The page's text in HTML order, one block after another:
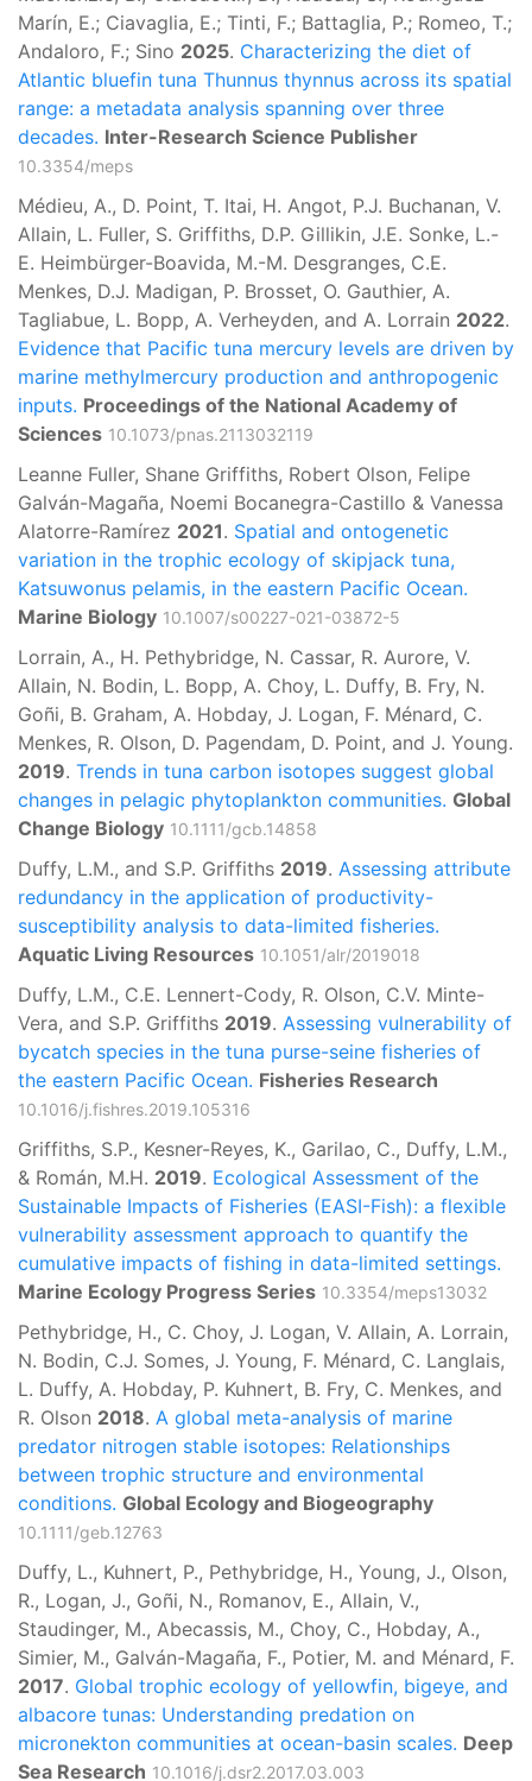
Marín, E.; Ciavaglia, E.; Tinti, F.; Battaglia, P.; Romeo, T.;
Andaloro, F.; Sino 2025. Characterizing the diet of
Atlantic bluefin tuna Thunnus thynnus across its spatial
range: a metadata analysis spanning over three
decades. Inter-Research Science Publisher
10.3354/meps
Médieu, A., D. Point, T. Itai, H. Angot, P.J. Buchanan, V.
Allain, L. Fuller, S. Griffiths, D.P. Gillikin, J.E. Sonke, L.-
E. Heimbürger-Boavida, M.-M. Desgranges, C.E.
Menkes, D.J. Madigan, P. Brosset, O. Gauthier, A.
Tagliabue, L. Bopp, A. Verheyden, and A. Lorrain 2022.
Evidence that Pacific tuna mercury levels are driven by
marine methylmercury production and anthropogenic
inputs. Proceedings of the National Academy of
Sciences 10.1073/pnas.2113032119
Leanne Fuller, Shane Griffiths, Robert Olson, Felipe
Galván-Magaña, Noemi Bocanegra-Castillo & Vanessa
Alatorre-Ramírez 2021. Spatial and ontogenetic
variation in the trophic ecology of skipjack tuna,
Katsuwonus pelamis, in the eastern Pacific Ocean.
Marine Biology 10.1007/s00227-021-03872-5
Lorrain, A., H. Pethybridge, N. Cassar, R. Aurore, V.
Allain, N. Bodin, L. Bopp, A. Choy, L. Duffy, B. Fry, N.
Goñi, B. Graham, A. Hobday, J. Logan, F. Ménard, C.
Menkes, R. Olson, D. Pagendam, D. Point, and J. Young.
2019. Trends in tuna carbon isotopes suggest global
changes in pelagic phytoplankton communities. Global
Change Biology 10.1111/gcb.14858
Duffy, L.M., and S.P. Griffiths 2019. Assessing attribute
redundancy in the application of productivity-
susceptibility analysis to data-limited fisheries.
Aquatic Living Resources 10.1051/alr/2019018
Duffy, L.M., C.E. Lennert-Cody, R. Olson, C.V. Minte-
Vera, and S.P. Griffiths 2019. Assessing vulnerability of
bycatch species in the tuna purse-seine fisheries of
the eastern Pacific Ocean. Fisheries Research
10.1016/j.fishres.2019.105316
Griffiths, S.P., Kesner-Reyes, K., Garilao, C., Duffy, L.M.,
& Román, M.H. 2019. Ecological Assessment of the
Sustainable Impacts of Fisheries (EASI-Fish): a flexible
vulnerability assessment approach to quantify the
cumulative impacts of fishing in data-limited settings.
Marine Ecology Progress Series 10.3354/meps13032
Pethybridge, H., C. Choy, J. Logan, V. Allain, A. Lorrain,
N. Bodin, C.J. Somes, J. Young, F. Ménard, C. Langlais,
L. Duffy, A. Hobday, P. Kuhnert, B. Fry, C. Menkes, and
R. Olson 2018. A global meta-analysis of marine
predator nitrogen stable isotopes: Relationships
between trophic structure and environmental
conditions. Global Ecology and Biogeography
10.1111/geb.12763
Duffy, L., Kuhnert, P., Pethybridge, H., Young, J., Olson,
R., Logan, J., Goñi, N., Romanov, E., Allain, V.,
Staudinger, M., Abecassis, M., Choy, C., Hobday, A.,
Simier, M., Galván-Magaña, F., Potier, M. and Ménard, F.
2017. Global trophic ecology of yellowfin, bigeye, and
albacore tunas: Understanding predation on
micronekton communities at ocean-basin scales. Deep
Sea Research 10.1016/j.dsr2.2017.03.003